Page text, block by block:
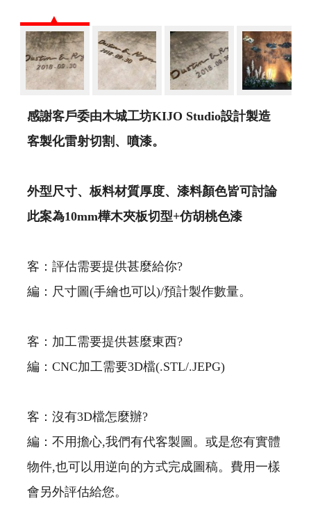
感謝客戶委由木城工坊KIJO Studio設計製造
客製化雷射切割、噴漆。
外型尺寸、板料材質厚度、漆料顏色皆可討論
此案為10mm樺木夾板切型+仿胡桃色漆
客：評估需要提供甚麼給你?
編：尺寸圖(手繪也可以)/預計製作數量。
客：加工需要提供甚麼東西?
編：CNC加工需要3D檔(.STL/.JEPG)
客：沒有3D檔怎麼辦?
編：不用擔心,我們有代客製圖。或是您有實體
物件,也可以用逆向的方式完成圖稿。費用一樣
會另外評估給您。